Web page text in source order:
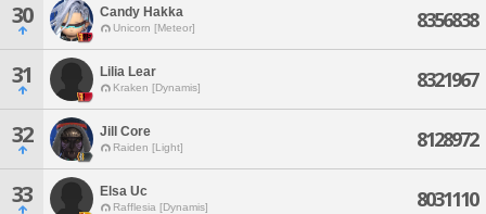
30 Candy Hakka
Unicorn [Meteor] 8356838
31 Lilia Lear
Kraken [Dynamis] 8321967
32 Jill Core
Raiden [Light] 8128972
33 Elsa Uc
Rafflesia [Dynamis] 8031110